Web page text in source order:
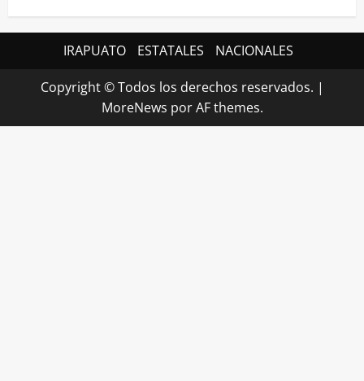
IRAPUATO ESTATALES NACIONALES
Copyright © Todos los derechos reservados. |
MoreNews por AF themes.